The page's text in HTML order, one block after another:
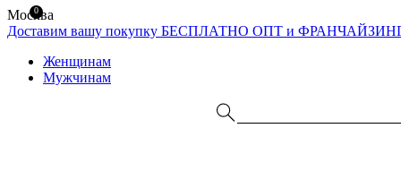
Москва
Доставим вашу покупку БЕСПЛАТНО ОПТ и
Женщинам
Мужчинам
0